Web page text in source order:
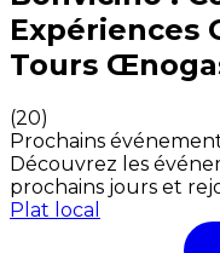
Expériences
Tours
(20)
Prochains
Découvrez les
prochains jours et
Plat local